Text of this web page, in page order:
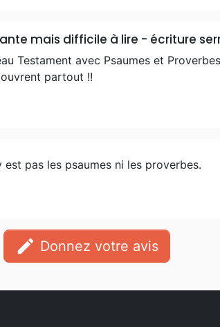
mais difficile à lire - écriture
Testament avec Psaumes et
partout !!
pas les psaumes ni les proverbes.
edit Donnez votre avis